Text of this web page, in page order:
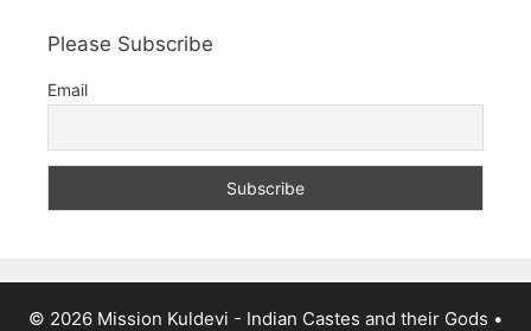
Please Subscribe
Email
© 2026 Mission Kuldevi - Indian Castes and their Gods •